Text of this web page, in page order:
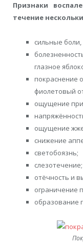
Признаки
течение
сильные
глазное
покраснение
фиолетовый
ощущение
ощущение
снижение
светобоязнь;
слезотечение;
отёчность и
ограничение
образование